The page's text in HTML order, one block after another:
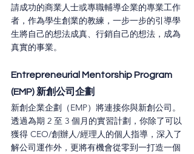
請成功的商業人士或專職輔導企業的專業工作
者，作為學生創業的教練，一步一步的引導學
生將自己的想法成真、行銷自己的想法，成為
真實的事業。
Entrepreneurial Mentorship Program
(EMP) 新創公司企劃
新創企業企劃（EMP）將連接你與新創公司。
透過為期 2 至 3 個月的實習計劃，你除了可以
獲得 CEO/創辦人/經理人的個人指導，深入了
解公司運作外，更將有機會從零到一打造一個